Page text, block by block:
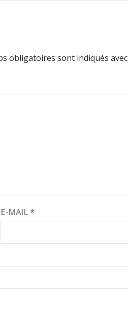
obligatoires sont indiqués avec
E-MAIL*